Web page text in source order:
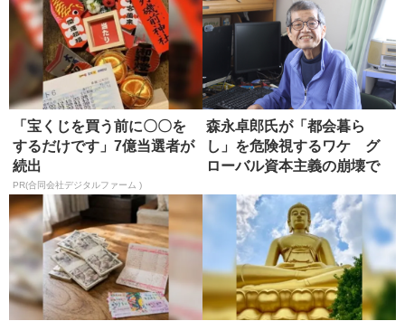
「宝くじを買う前に〇〇を
するだけです」7億当選者が
続出
PR(合同会社デジタルファーム )
森永卓郎氏が「都会暮ら
し」を危険視するワケ グ
ローバル資本主義の崩壊で